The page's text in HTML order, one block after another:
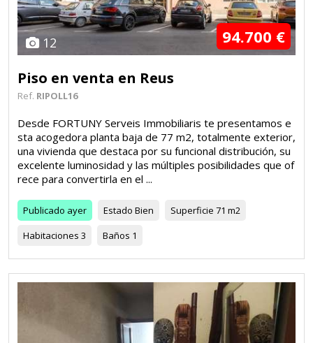
12 94.700 €
Piso en venta en Reus
Ref. RIPOLL16
Desde FORTUNY Serveis Immobiliaris te presentamos e
sta acogedora planta baja de 77 m2, totalmente exterior,
una vivienda que destaca por su funcional distribución, su
excelente luminosidad y las múltiples posibilidades que of
rece para convertirla en el ...
Publicado ayer Estado Bien Superficie 71 m2
Habitaciones 3 Baños 1